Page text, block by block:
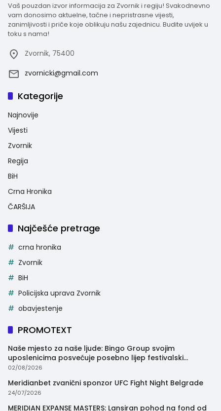
Vaš pouzdan izvor informacija za Zvornik i regiju! Svakodnevno
vam donosimo aktuelne, tačne i nepristrasne vijesti,
zanimljivosti i priče koje oblikuju našu zajednicu. Budite uvijek u
toku s nama!
Zvornik, 75400
zvornicki@gmail.com
Kategorije
Najnovije
Vijesti
Zvornik
Regija
BiH
Crna Hronika
ČARŠIJA
Najčešće pretrage
crna hronika
Zvornik
BiH
Policijska uprava Zvornik
obavjestenje
PROMOTEXT
Naše mjesto za naše ljude: Bingo Group svojim
uposlenicima posvećuje posebno lijep festivalski
trenutak
02/08/2026
Meridianbet zvanični sponzor UFC Fight Night Belgrade
24/07/2026
MERIDIAN EXPANSE MASTERS: Lansiran pohod na fond od